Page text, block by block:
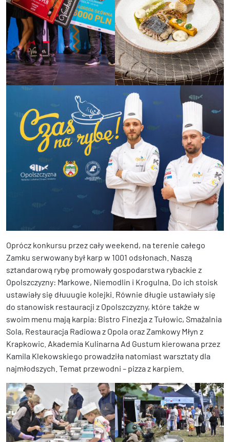
Oprócz konkursu przez cały weekend, na terenie całego
Zamku serwowany był karp w 1001 odsłonach. Naszą
sztandarową rybę promowały gospodarstwa rybackie z
Opolszczyzny: Markowe, Niemodlin i Krogulna. Do ich stoisk
ustawiały się dłuuugie kolejki. Równie długie ustawiały się
do stanowisk restauracji z Opolszczyzny, które także w
swoim menu mają karpia: Bistro Finezja z Tułowic, Smażalnia
Sola, Restauracja Radiowa z Opola oraz Zamkowy Młyn z
Krapkowic. Akademia Kulinarna Ad Gustum kierowana przez
Kamila Klekowskiego prowadziła natomiast warsztaty dla
najmłodszych. Temat przewodni – pizza z karpiem.